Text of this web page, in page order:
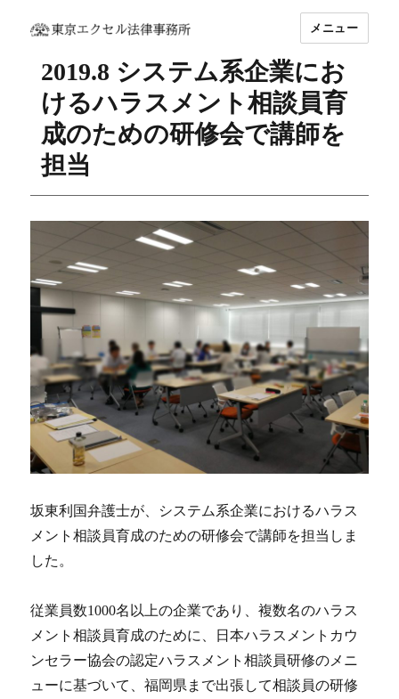
坂東 利国｜東京エクセル法律事務所
メニュー
2019.8 システム系企業にお
けるハラスメント相談員育
成のための研修会で講師を
担当
坂東利国弁護士が、システム系企業におけるハラス
メント相談員育成のための研修会で講師を担当しま
した。
従業員数1000名以上の企業であり、複数名のハラス
メント相談員育成のために、日本ハラスメントカウ
ンセラー協会の認定ハラスメント相談員研修のメニ
ューに基づいて、福岡県まで出張して相談員の研修